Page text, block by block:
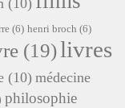
(6) henri broch (6)
(19)livres
(10) médecine
philosophie